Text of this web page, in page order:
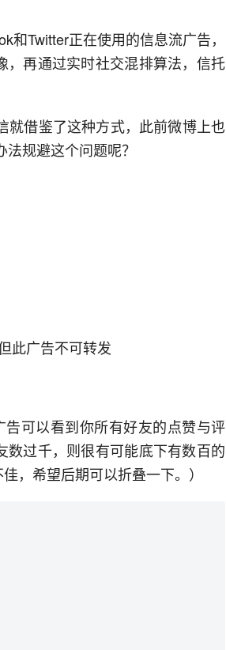
Twitter正在使用的信息流广告，
再通过实时社交混排算法，信托
就借鉴了这种方式，此前微博上也
规避这个问题呢？
此广告不可转发
告可以看到你所有好友的点赞与评
过千，则很有可能底下有数百的
，希望后期可以折叠一下。）